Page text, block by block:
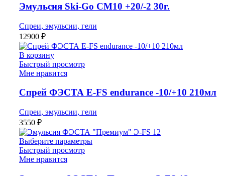
Эмульсия Ski-Go CM10 +20/-2 30г.
Спреи, эмульсии, гели
12900 ₽
В корзину
Быстрый просмотр
Мне нравится
Спрей ФЭСТА E-FS endurance -10/+10 210мл
Спреи, эмульсии, гели
3550 ₽
Выберите параметры
Быстрый просмотр
Мне нравится